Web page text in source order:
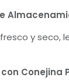
y seco,
Conejina